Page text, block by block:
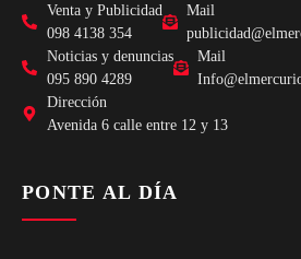
Venta y Publicidad
098 4138 354
Mail
Noticias y denuncias
095 890 4289
Mail
Dirección
Avenida 6 calle entre 12 y 13
PONTE AL DÍA